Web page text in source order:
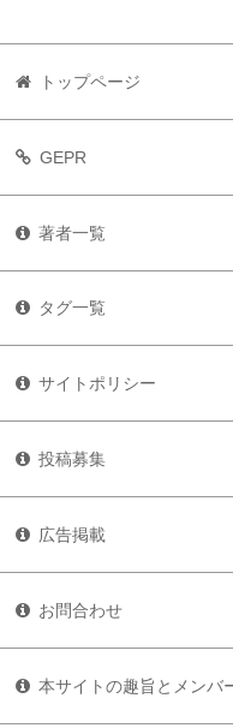
トップページ
GEPR
著者一覧
タグ一覧
サイトポリシー
投稿募集
広告掲載
お問合わせ
本サイトの趣旨とメンバ